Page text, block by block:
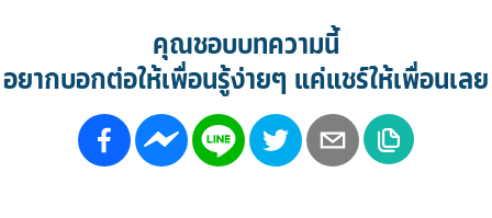
คุณชอบบทความนี้
อยากบอกต่อให้เพื่อนรู้ง่ายๆ แค่แชร์ให้เพื่อนเลย